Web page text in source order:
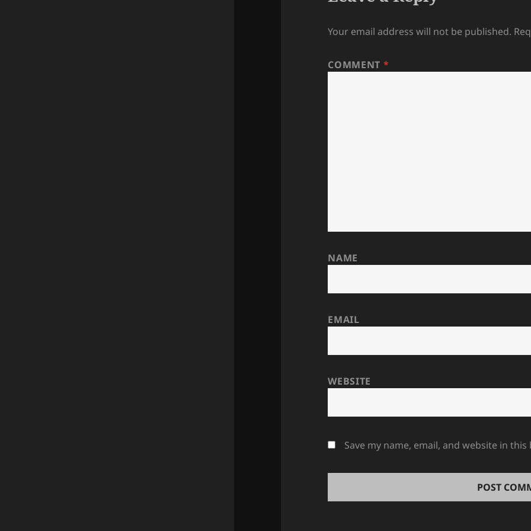
Your email address will not be published.
COMMENT *
NAME
EMAIL
WEBSITE
Save my name, email, and website in